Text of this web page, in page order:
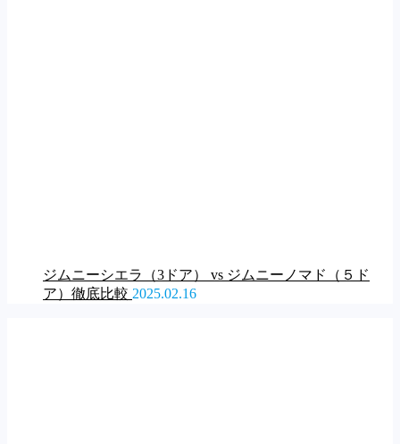
ジムニーシエラ（3ドア） vs ジムニーノマド（５ド
ア）徹底比較 2025.02.16